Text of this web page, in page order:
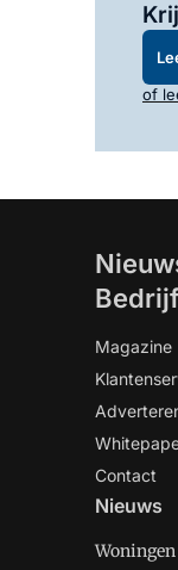
of
Magazine
Contact
Nieuws
Woningen